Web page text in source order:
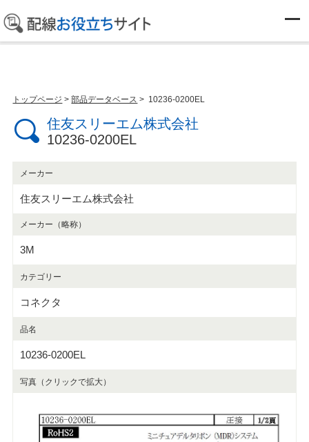
部品データベース
トップページ >部品データベース > 10236-0200EL
住友スリーエム株式会社
10236-0200EL
メーカー
住友スリーエム株式会社
メーカー（略称）
3M
カテゴリー
コネクタ
品名
10236-0200EL
写真（クリックで拡大）